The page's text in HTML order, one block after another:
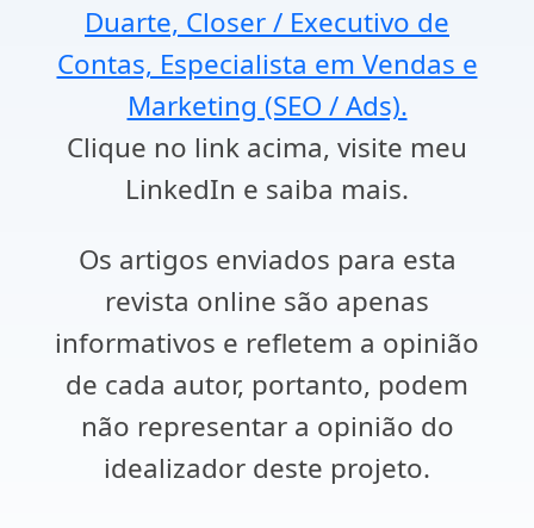
Duarte, Closer / Executivo de
Contas, Especialista em Vendas e
Marketing (SEO / Ads).
Clique no link acima, visite meu
LinkedIn e saiba mais.
Os artigos enviados para esta
revista online são apenas
informativos e refletem a opinião
de cada autor, portanto, podem
não representar a opinião do
idealizador deste projeto.